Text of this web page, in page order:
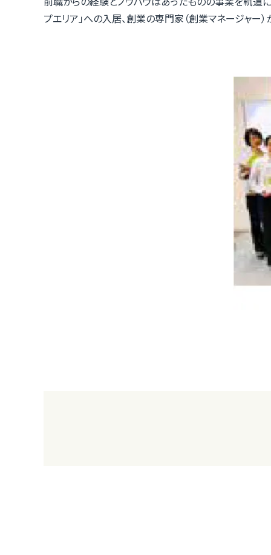
プエリア」への入居、創業の専門家（創業マネージャ